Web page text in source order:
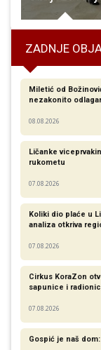
ZADNJE
Miletić od
nezakonito
08.08.2026
Ličanke
rukometu
07.08.2026
Koliki dio plaće u
analiza otkriva
07.08.2026
Cirkus KoraZon
sapunice i
07.08.2026
Gospić je naš